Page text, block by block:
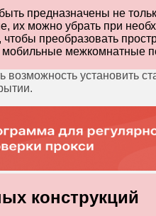
быть предназначены не
их можно убрать при
чтобы преобразовать
межкомнатные
возможность установить
конструкций